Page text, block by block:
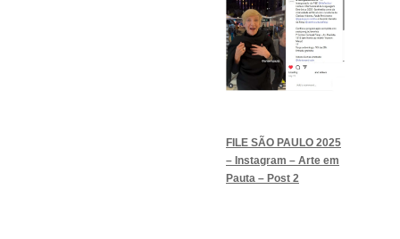
FILE SÃO PAULO 2025
– Instagram – Arte em
Pauta – Post 2